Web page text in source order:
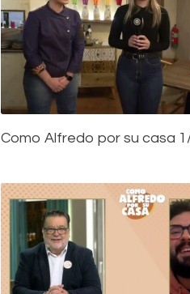
Como Alfredo por su casa